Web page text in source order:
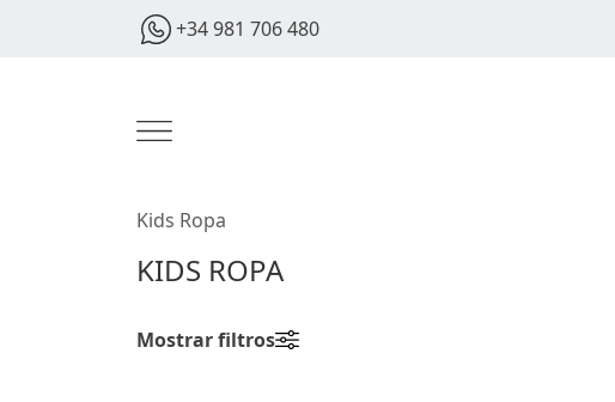
+34 981 706 480
Kids Ropa
KIDS ROPA
Mostrar filtros